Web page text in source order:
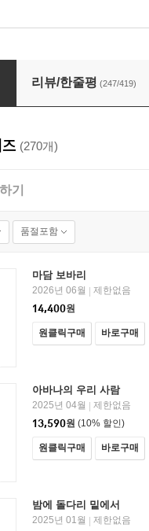
세계문학 252
리뷰/한줄평 (247/419)
(270개)
기
품절포함
마담 보바리
2026년 06월 | 제한없음
14,400원
원클릭구매 바로구매
아바나의 우리 사람
2025년 04월 | 제한없음
13,590원 (10% 할인)
원클릭구매 바로구매
밤에 돌다리 밑에서
2025년 01월 | 제한없음